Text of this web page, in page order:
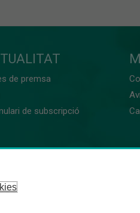
de premsa
de subscripció